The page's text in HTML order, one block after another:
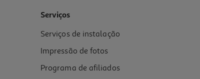
Serviços
Serviços de instalação
Impressão de fotos
Programa de afiliados